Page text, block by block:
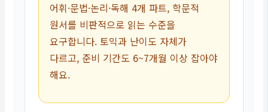
어휘·문법·논리·독해 4개 파트, 학문적
원서를 비판적으로 읽는 수준을
요구합니다. 토익과 난이도 자체가
다르고, 준비 기간도 6~7개월 이상 잡아야
해요.